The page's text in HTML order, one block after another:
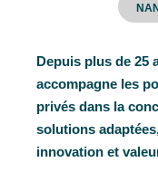
Depuis plus de 25
accompagne les
privés dans la
solutions
innovation et